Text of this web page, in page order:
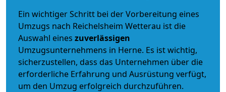
Ein wichtiger Schritt bei der Vorbereitung eines
Umzugs nach Reichelsheim Wetterau ist die
Auswahl eines zuverlässigen
Umzugsunternehmens in Herne. Es ist wichtig,
sicherzustellen, dass das Unternehmen über die
erforderliche Erfahrung und Ausrüstung verfügt,
um den Umzug erfolgreich durchzuführen.